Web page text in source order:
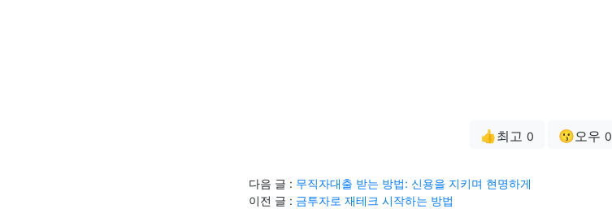
👍최고 0 😗오우 0
다음 글 : 무직자대출 받는 방법: 신용을 지키며 현명하게
이전 글 : 금투자로 재테크 시작하는 방법